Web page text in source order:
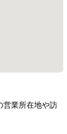
営業所在地や訪